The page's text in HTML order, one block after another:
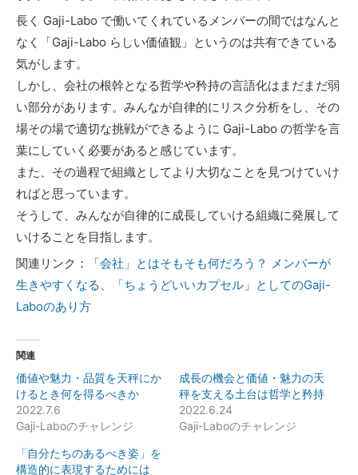
長く Gaji-Labo で働いてくれているメンバーの間ではなんと
なく「Gaji-Labo らしい価値観」というのは共有できている
気がします。
しかし、会社の根幹となる哲学や矜持の言語化はまだまだ弱
い部分があります。みんなが自律的にリスク分析をし、その
場その場で適切な挑戦ができるように Gaji-Labo の哲学を言
葉にしていく必要があると感じています。
また、その過程で組織としてより大切なことを見つけていけ
ればと思っています。
そうして、みんなが自律的に成長していける組織に発展して
いけることを目指します。
関連リンク：
「会社」とはそもそも何だろう？ メンバーが
生きやすくなる、「ちょうどいいカプセル」としてのGaji-
Laboのあり方
関連
価値や魅力・品質を天秤にか
けるとき何を得るべきか
2022.7.6
Gaji-Laboのチャレンジ
成長の機会と価値・魅力の天
秤を支える土台は哲学と矜持
2022.6.24
Gaji-Laboのチャレンジ
「自分たちのあるべき姿」を
構造的に表現するためには